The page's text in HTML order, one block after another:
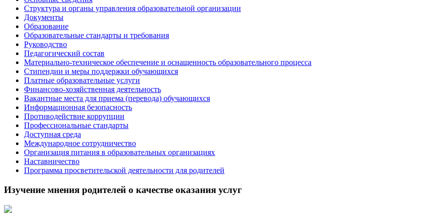
Структура и органы управления образовательной организации
Документы
Образование
Образовательные стандарты и требования
Руководство
Педагогический состав
Материально-техническое обеспечение и оснащенность образовательного процесса
Стипендии и меры поддержки обучающихся
Платные образовательные услуги
Финансово-хозяйственная деятельность
Вакантные места для приема (перевода) обучающихся
Информационная безопасность
Противодействие коррупции
Профессиональные стандарты
Доступная среда
Международное сотрудничество
Организация питания в образовательных организациях
Наставничество
Программа просветительской деятельности для родителей
Изучение мнения родителей о качестве оказания услуг